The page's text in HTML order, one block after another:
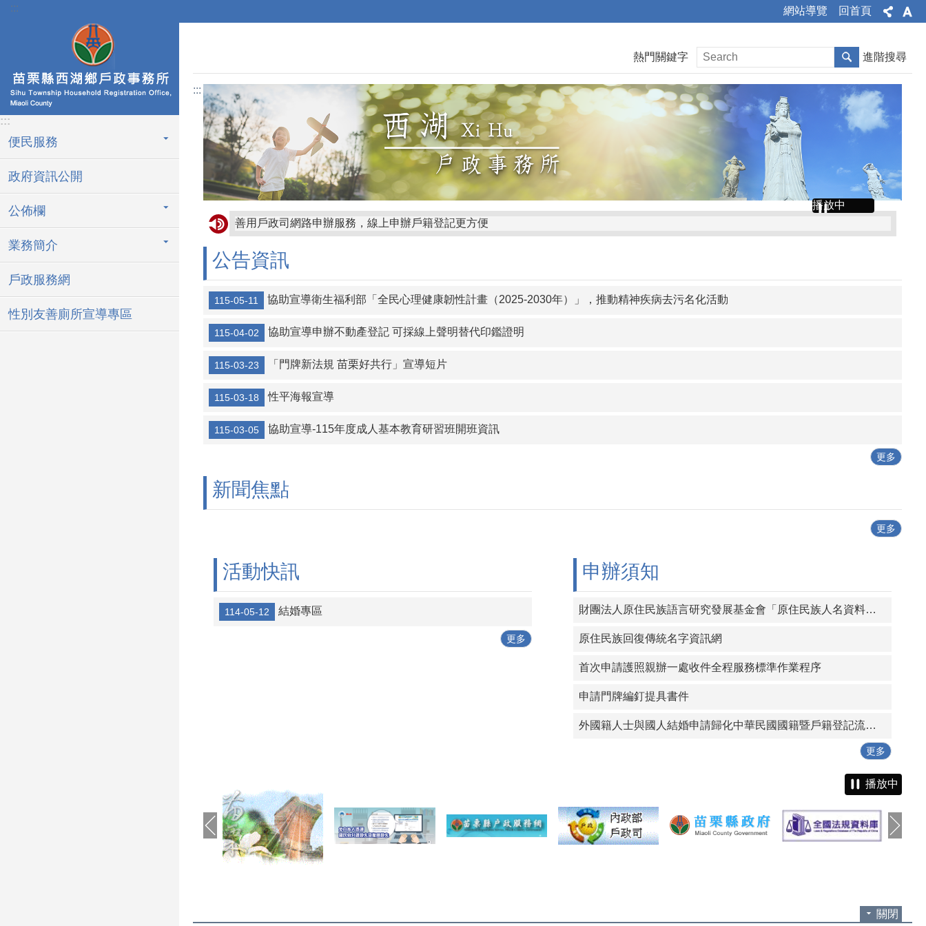
跳到主要內容區塊
::: 網站導覽 回首頁
:::
便民服務
政府資訊公開
公佈欄
業務簡介
戶政服務網
性別友善廁所宣導專區
熱門關鍵字 進階搜尋
:::
播放中
善用戶政司網路申辦服務，線上申辦戶籍登記更方便
請依居住事實遷徙戶籍，以符合人籍合一原則， 並正確戶籍資料
公告資訊
115-05-11 協助宣導衛生福利部「全民心理健康韌性計畫（2025-2030年）」，推動精神疾病去污名化活動
115-04-02 協助宣導申辦不動產登記 可採線上聲明替代印鑑證明
115-03-23 「門牌新法規 苗栗好共行」宣導短片
115-03-18 性平海報宣導
115-03-05 協助宣導-115年度成人基本教育研習班開班資訊
更多
新聞焦點
更多
活動快訊
114-05-12 結婚專區
更多
申辦須知
財團法人原住民族語言研究發展基金會「原住民族人名資料庫」
原住民族回復傳統名字資訊網
首次申請護照親辦一處收件全程服務標準作業程序
申請門牌編釘提具書件
外國籍人士與國人結婚申請歸化中華民國國籍暨戶籍登記流程表
更多
播放中
關閉